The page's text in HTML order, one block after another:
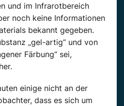
und im Infrarotbereich
noch keine Informationen
bekannt gegeben.
„gel-artig“ und von
Färbung“ sei,
einige nicht an der
dass es sich um